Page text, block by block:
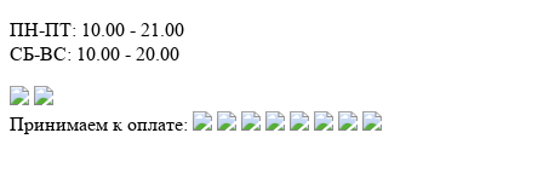
ПН-ПТ: 10.00 - 21.00
СБ-ВС: 10.00 - 20.00
Принимаем к оплате: